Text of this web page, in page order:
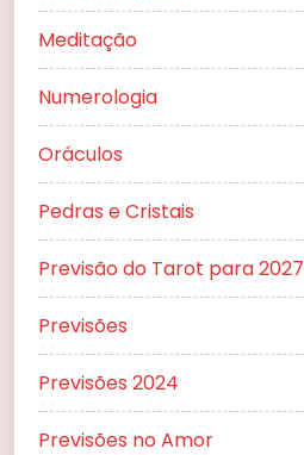
Meditação
Numerologia
Oráculos
Pedras e Cristais
Previsão do Tarot para 2027
Previsões
Previsões 2024
Previsões no Amor